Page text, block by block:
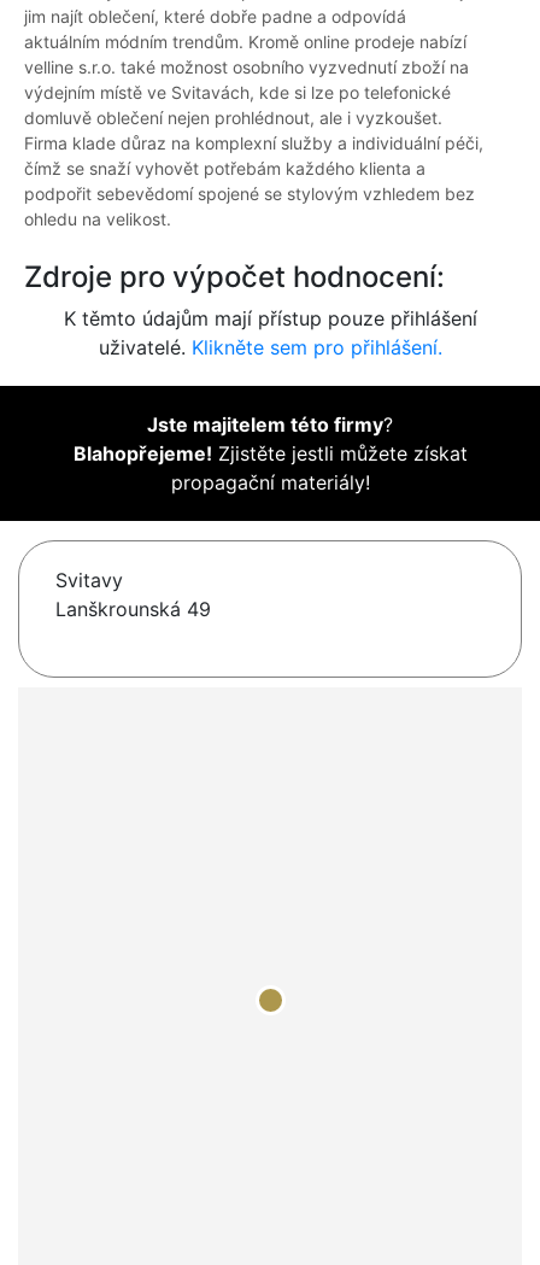
jim najít oblečení, které dobře padne a odpovídá
aktuálním módním trendům. Kromě online prodeje nabízí
velline s.r.o. také možnost osobního vyzvednutí zboží na
výdejním místě ve Svitavách, kde si lze po telefonické
domluvě oblečení nejen prohlédnout, ale i vyzkoušet.
Firma klade důraz na komplexní služby a individuální péči,
čímž se snaží vyhovět potřebám každého klienta a
podpořit sebevědomí spojené se stylovým vzhledem bez
ohledu na velikost.
Zdroje pro výpočet hodnocení:
K těmto údajům mají přístup pouze přihlášení
uživatelé. Klikněte sem pro přihlášení.
Jste majitelem této firmy?
Blahopřejeme! Zjistěte jestli můžete získat
propagační materiály!
Svitavy
Lanškrounská 49